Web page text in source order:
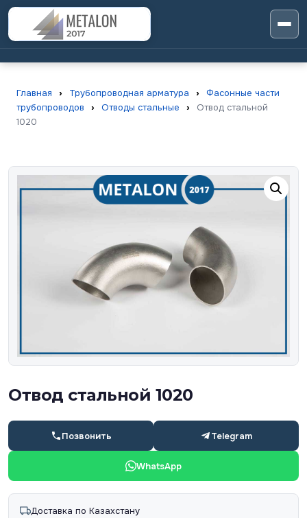
Главная › Трубопроводная арматура ›
Фасонные части
трубопроводов
› Отводы стальные ›
Отвод стальной
1020
Отвод стальной 1020
Позвонить Telegram
WhatsApp
Доставка по Казахстану